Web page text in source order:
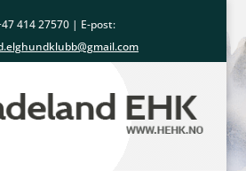
414 27570 | E-post: